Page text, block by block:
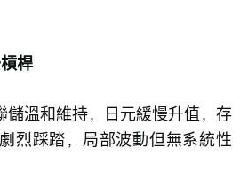
桿
儲溫和維持，日元緩慢升值，存
烈踩踏，局部波動但無系統性